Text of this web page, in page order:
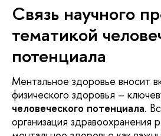
Связь научного
тематикой
потенциала
Ментальное здоровье вносит
физического здоровья –
человеческого потенциала.
организация здравоохранения